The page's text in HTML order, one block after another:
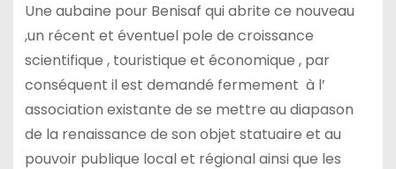
Une aubaine pour Benisaf qui abrite ce nouveau
,un récent et éventuel pole de croissance
scientifique , touristique et économique , par
conséquent il est demandé fermement à l’
association existante de se mettre au diapason
de la renaissance de son objet statuaire et au
pouvoir publique local et régional ainsi que les